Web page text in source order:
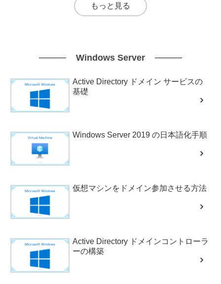
もっと見る
Windows Server
Active Directory ドメイン サービスの
基礎
Windows Server 2019 の日本語化手順
仮想マシンをドメイン参加させる方法
Active Directory ドメインコントローラ
ーの構築